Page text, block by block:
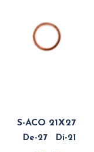
S-ACO 21X27
De-27 Di-21